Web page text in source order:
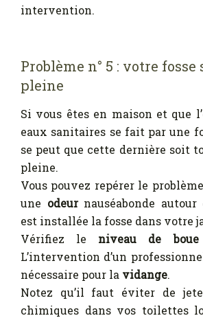
intervention.
Problème n° 5 : votre
pleine
Si vous êtes en maison et que
eaux sanitaires se fait par une
se peut que cette dernière soit
pleine.
Vous pouvez repérer le
une odeurnauséabonde autour
est installée la fosse dans votre
Vérifiez le niveau de
L’intervention d’un
nécessaire pour la vidange.
Notez qu’il faut éviter de
chimiques dans vos toilettes